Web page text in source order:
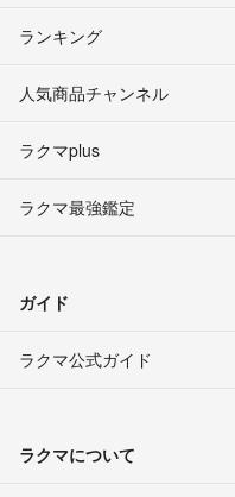
ランキング
人気商品チャンネル
ラクマplus
ラクマ最強鑑定
ガイド
ラクマ公式ガイド
ラクマについて